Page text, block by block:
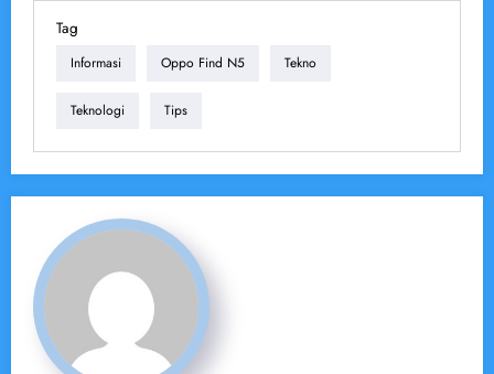
Tag
Informasi Oppo Find N5 Tekno
Teknologi Tips